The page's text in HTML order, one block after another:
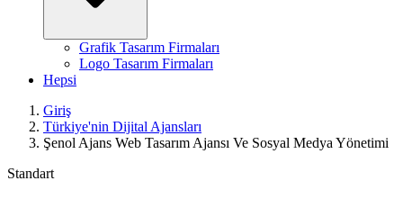
Grafik Tasarım Firmaları
Logo Tasarım Firmaları
Hepsi
Giriş
Türkiye'nin Dijital Ajansları
Şenol Ajans Web Tasarım Ajansı Ve Sosyal Medya Yönetimi
Standart